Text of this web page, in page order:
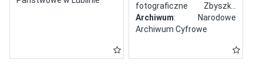
fotograficzne Zbyszka
Siemaszki
Archiwum: Narodowe
Archiwum Cyfrowe